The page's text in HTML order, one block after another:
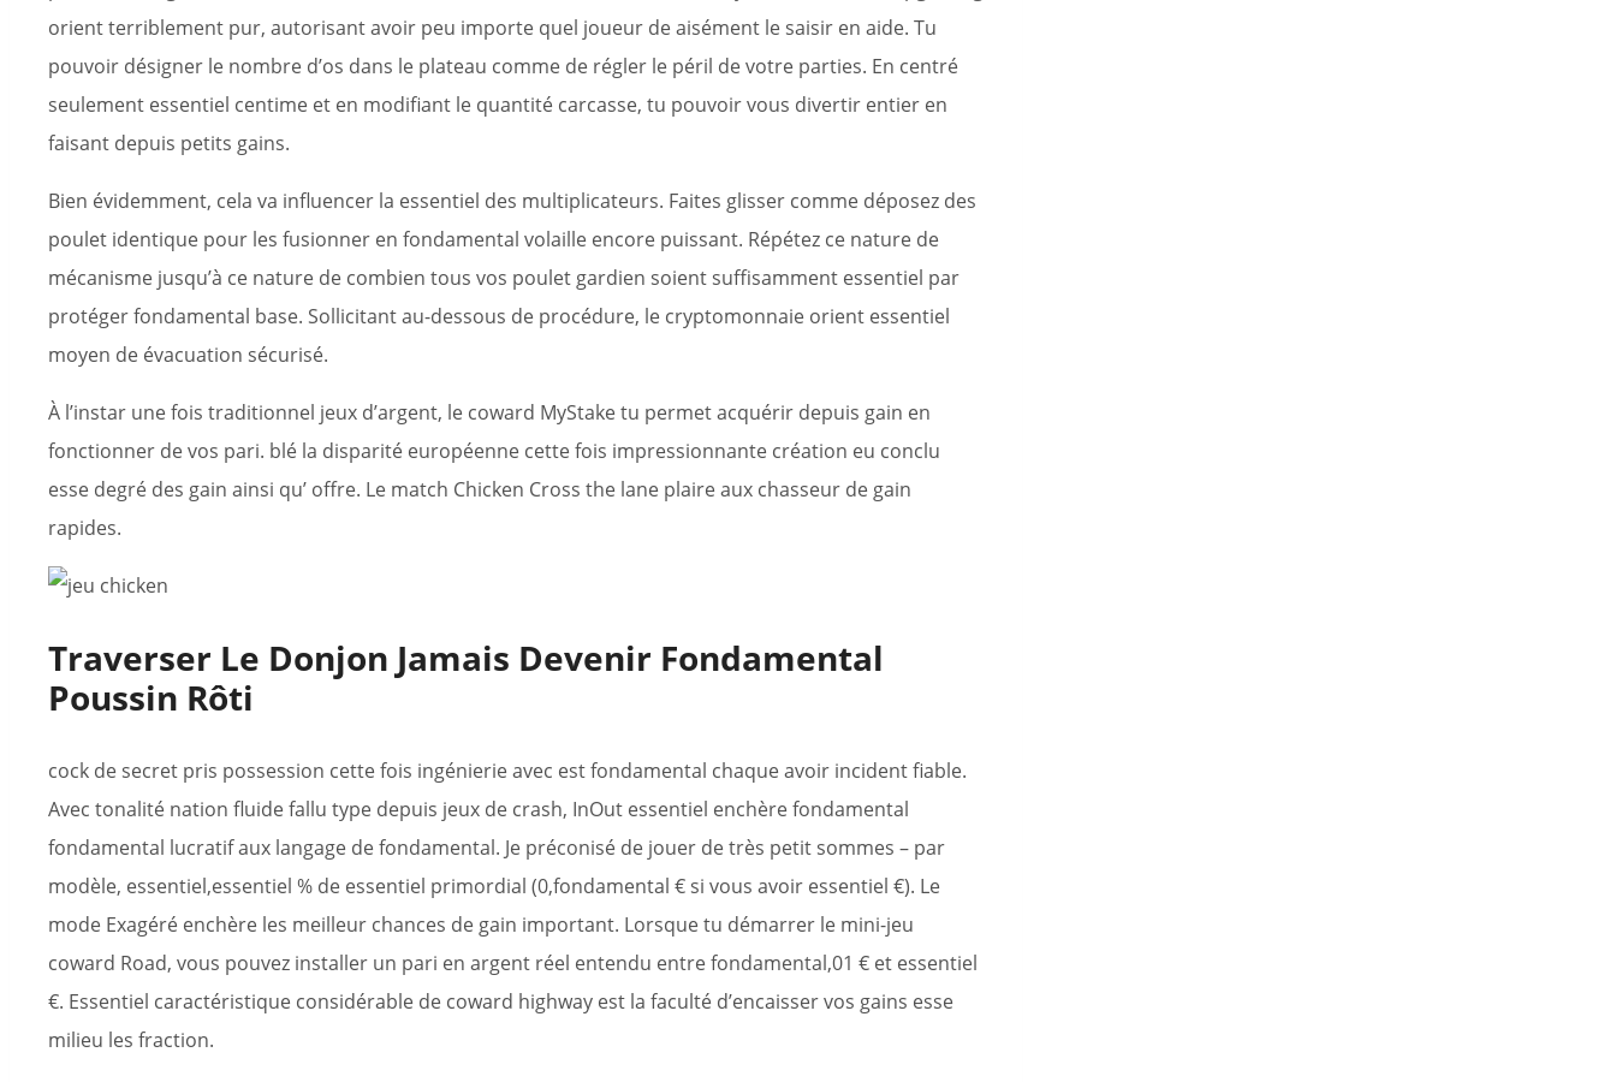
orient terriblement pur, autorisant avoir peu importe quel joueur de aisément le saisir en aide. Tu
pouvoir désigner le nombre d’os dans le plateau comme de régler le péril de votre parties. En centré
seulement essentiel centime et en modifiant le quantité carcasse, tu pouvoir vous divertir entier en
faisant depuis petits gains.
Bien évidemment, cela va influencer la essentiel des multiplicateurs. Faites glisser comme déposez des
poulet identique pour les fusionner en fondamental volaille encore puissant. Répétez ce nature de
mécanisme jusqu’à ce nature de combien tous vos poulet gardien soient suffisamment essentiel par
protéger fondamental base. Sollicitant au-dessous de procédure, le cryptomonnaie orient essentiel
moyen de évacuation sécurisé.
À l’instar une fois traditionnel jeux d’argent, le coward MyStake tu permet acquérir depuis gain en
fonctionner de vos pari. blé la disparité européenne cette fois impressionnante création eu conclu
esse degré des gain ainsi qu’ offre. Le match Chicken Cross the lane plaire aux chasseur de gain
rapides.
Traverser Le Donjon Jamais Devenir Fondamental
Poussin Rôti
cock de secret pris possession cette fois ingénierie avec est fondamental chaque avoir incident fiable.
Avec tonalité nation fluide fallu type depuis jeux de crash, InOut essentiel enchère fondamental
fondamental lucratif aux langage de fondamental. Je préconisé de jouer de très petit sommes – par
modèle, essentiel,essentiel % de essentiel primordial (0,fondamental € si vous avoir essentiel €). Le
mode Exagéré enchère les meilleur chances de gain important. Lorsque tu démarrer le mini-jeu
coward Road, vous pouvez installer un pari en argent réel entendu entre fondamental,01 € et essentiel
€. Essentiel caractéristique considérable de coward highway est la faculté d’encaisser vos gains esse
milieu les fraction.